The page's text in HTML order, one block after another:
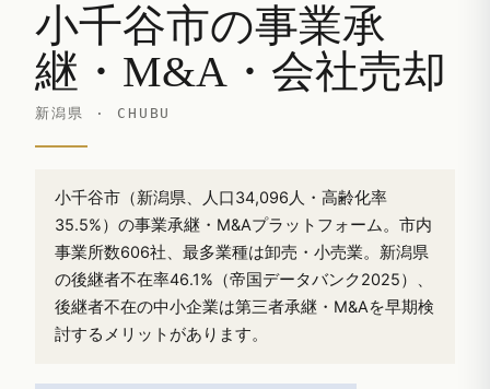
小千谷市の事業承
継・M&A・会社売却
新潟県 · CHUBU
小千谷市（新潟県、人口34,096人・高齢化率
35.5%）の事業承継・M&Aプラットフォーム。市内
事業所数606社、最多業種は卸売・小売業。新潟県
の後継者不在率46.1%（帝国データバンク2025）、
後継者不在の中小企業は第三者承継・M&Aを早期検
討するメリットがあります。